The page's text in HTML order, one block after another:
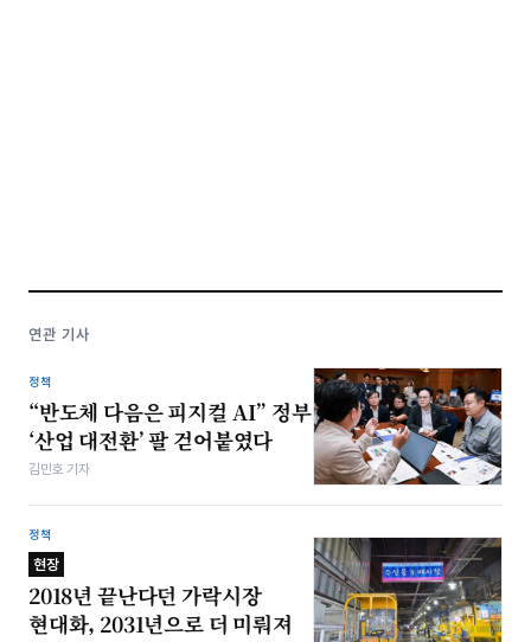
연관 기사
정책
“반도체 다음은 피지컬 AI” 정부
‘산업 대전환’ 팔 걷어붙였다
김민호 기자
정책
현장
2018년 끝난다던 가락시장
현대화, 2031년으로 더 미뤄져